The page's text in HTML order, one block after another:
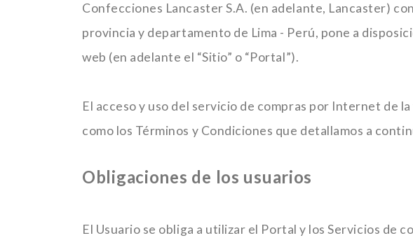
Confecciones Lancaster S.A. (en adelante, Lancaster)
provincia y departamento de Lima - Perú, pone a
web (en adelante el “Sitio” o “Portal”).
El acceso y uso del servicio de compras por Internet de
como los Términos y Condiciones que detallamos a
Obligaciones de los usuarios
El Usuario se obliga a utilizar el Portal y los Servicios de